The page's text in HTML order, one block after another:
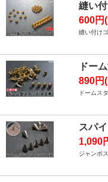
縫い
600円
縫い付け
ドー
890円
ドームス
スパ
1,090
ジャンボ